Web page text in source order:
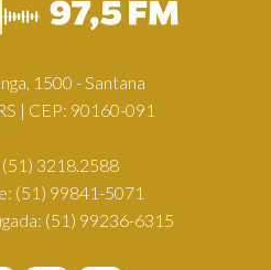
1500 - Santana
| CEP: 90160-091
(51) 3218.2588
(51) 99841-5071
(51) 99236-6315